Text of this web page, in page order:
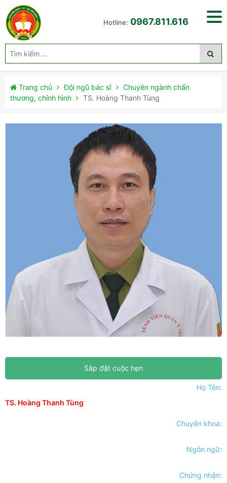
Hotline: 0967.811.616
Trang chủ Đội ngũ bác sĩ
Chuyên ngành chấn
thương, chỉnh hình
TS. Hoàng Thanh Tùng
Sắp đặt cuộc hẹn
Họ Tên:
TS. Hoàng Thanh Tùng
Chuyên khoa:
Ngôn ngữ:
Chứng nhận: